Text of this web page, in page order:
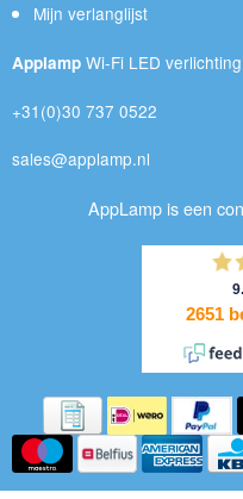
Mijn verlanglijst
Applamp Wi-Fi LED verlichting
+31(0)30 737 0522
sales@applamp.nl
AppLamp is een